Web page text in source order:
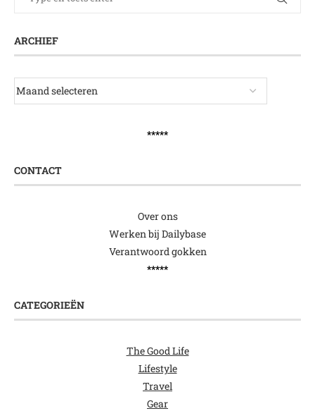
ARCHIEF
*****
CONTACT
Over ons
Werken bij Dailybase
Verantwoord gokken
*****
CATEGORIEËN
The Good Life
Lifestyle
Travel
Gear